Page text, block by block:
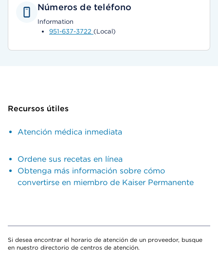
Números de teléfono
Information
951-637-3722 (Local)
Recursos útiles
Atención médica inmediata
Ordene sus recetas en línea
Obtenga más información sobre cómo
convertirse en miembro de Kaiser Permanente
Si desea encontrar el horario de atención de un proveedor, busque
en nuestro directorio de centros de atención.